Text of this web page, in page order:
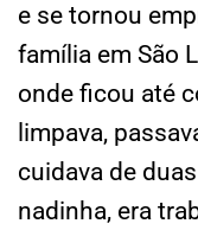
e se tornou
família em São
onde ficou até
limpava,
cuidava de
nadinha, era